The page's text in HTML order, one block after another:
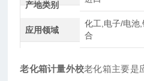
产地类别
应用领域
化工,电子/电池
合
老化箱计量外校老化箱主要是